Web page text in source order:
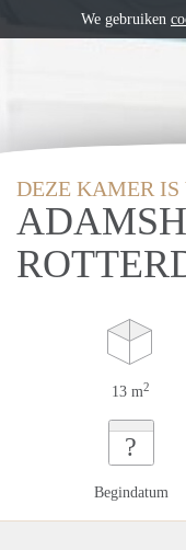
DEZE KAMER IS
13 m2
?
Begindatum
We gebruiken